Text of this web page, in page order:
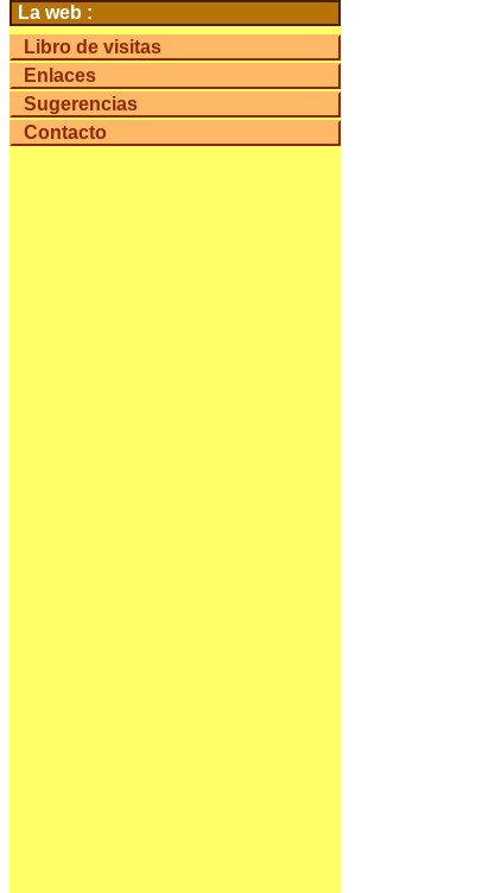
La web :
Libro de visitas
Enlaces
Sugerencias
Contacto